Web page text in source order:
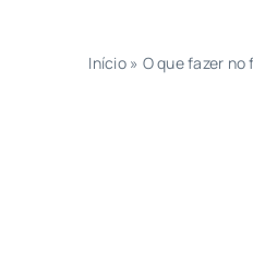
Início» O que fazer no